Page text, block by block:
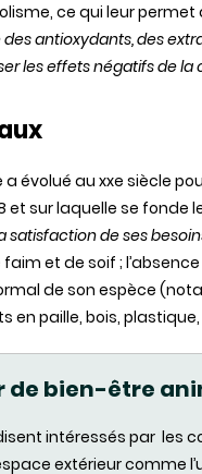
ce qui leur
antioxydants, des
les effets négatifs de
évolué au xxe siècle
et sur laquelle se
satisfaction de ses
et de soif ;
de son espèce
en paille, bois,
de bien-être
intéressés par les
extérieur comme